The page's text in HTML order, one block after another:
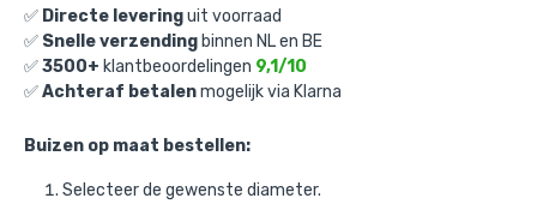
✅ Directe leveringuit voorraad
✅ Snelle verzending binnen NL en BE
✅3500+ klantbeoordelingen 9,1/10
✅Achteraf betalenmogelijk via Klarna
Buizen op maat bestellen:
Selecteer de gewenste diameter.
aan je winkelmandje